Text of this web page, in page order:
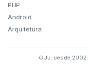
PHP
Android
Arquitetura
GUJ: desde 2002.